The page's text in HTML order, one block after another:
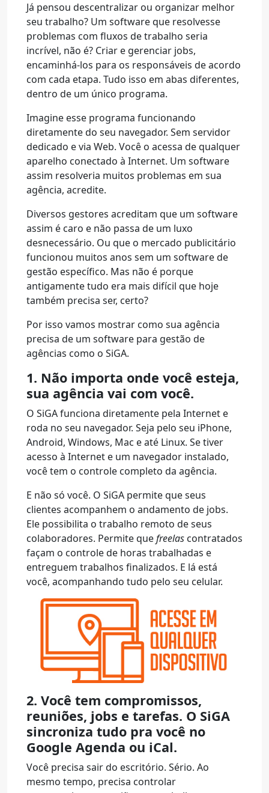
Já pensou descentralizar ou organizar melhor
seu trabalho? Um software que resolvesse
problemas com fluxos de trabalho seria
incrível, não é? Criar e gerenciar jobs,
encaminhá-los para os responsáveis de acordo
com cada etapa. Tudo isso em abas diferentes,
dentro de um único programa.
Imagine esse programa funcionando
diretamente do seu navegador. Sem servidor
dedicado e via Web. Você o acessa de qualquer
aparelho conectado à Internet. Um software
assim resolveria muitos problemas em sua
agência, acredite.
Diversos gestores acreditam que um software
assim é caro e não passa de um luxo
desnecessário. Ou que o mercado publicitário
funcionou muitos anos sem um software de
gestão específico. Mas não é porque
antigamente tudo era mais difícil que hoje
também precisa ser, certo?
Por isso vamos mostrar como sua agência
precisa de um software para gestão de
agências como o SiGA.
1. Não importa onde você esteja,
sua agência vai com você.
O SiGA funciona diretamente pela Internet e
roda no seu navegador. Seja pelo seu iPhone,
Android, Windows, Mac e até Linux. Se tiver
acesso à Internet e um navegador instalado,
você tem o controle completo da agência.
E não só você. O SiGA permite que seus
clientes acompanhem o andamento de jobs.
Ele possibilita o trabalho remoto de seus
colaboradores. Permite quefreelas contratados
façam o controle de horas trabalhadas e
entreguem trabalhos finalizados. E lá está
você, acompanhando tudo pelo seu celular.
2. Você tem compromissos,
reuniões, jobs e tarefas. O SiGA
sincroniza tudo pra você no
Google Agenda ou iCal.
Você precisa sair do escritório. Sério. Ao
mesmo tempo, precisa controlar